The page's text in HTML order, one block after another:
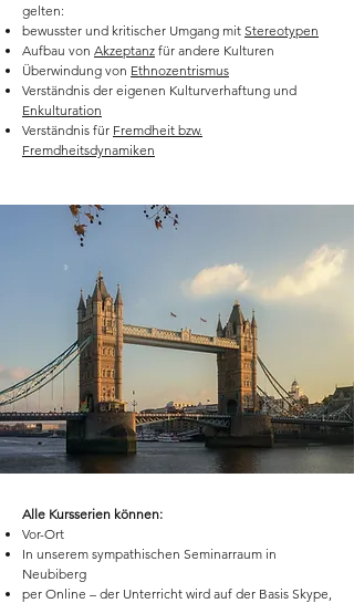
gelten:
bewusster und kritischer Umgang mit Stereotypen
Aufbau von Akzeptanz für andere Kulturen
Überwindung von Ethnozentrismus
Verständnis der eigenen Kulturverhaftung und
Enkulturation
Verständnis für Fremdheit bzw.
Fremdheitsdynamiken
Alle Kursserien können:
Vor-Ort
In unserem sympathischen Seminarraum in
Neubiberg
per Online – der Unterricht wird auf der Basis Skype,